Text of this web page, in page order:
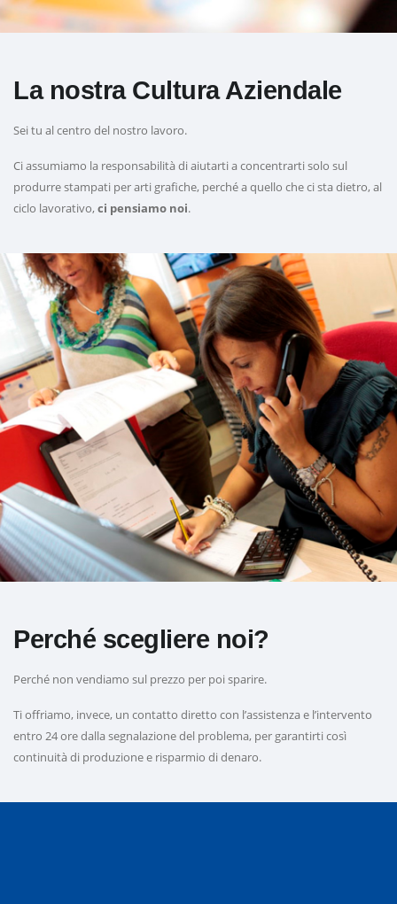
La nostra Cultura Aziendale
Sei tu al centro del nostro lavoro.
Ci assumiamo la responsabilità di aiutarti a concentrarti solo sul
produrre stampati per arti grafiche, perché a quello che ci sta dietro, al
ciclo lavorativo,ci pensiamo noi.
Perché scegliere noi?
Perché non vendiamo sul prezzo per poi sparire.
Ti offriamo, invece, un contatto diretto con l’assistenza e l’intervento
entro 24 ore dalla segnalazione del problema, per garantirti così
continuità di produzione e risparmio di denaro.